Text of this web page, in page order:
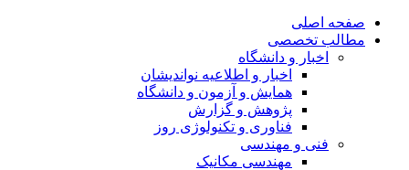
صفحه اصلی
مطالب تخصصی
اخبار و دانشگاه
اخبار و اطلاعیه نواندیشان
همایش و آزمون و دانشگاه
پژوهش و گزارش
فناوری و تکنولوژی روز
فنی و مهندسی
مهندسی مکانیک